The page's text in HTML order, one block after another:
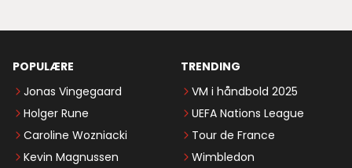
POPULÆRE
Jonas Vingegaard
Holger Rune
Caroline Wozniacki
Kevin Magnussen
TRENDING
VM i håndbold 2025
UEFA Nations League
Tour de France
Wimbledon